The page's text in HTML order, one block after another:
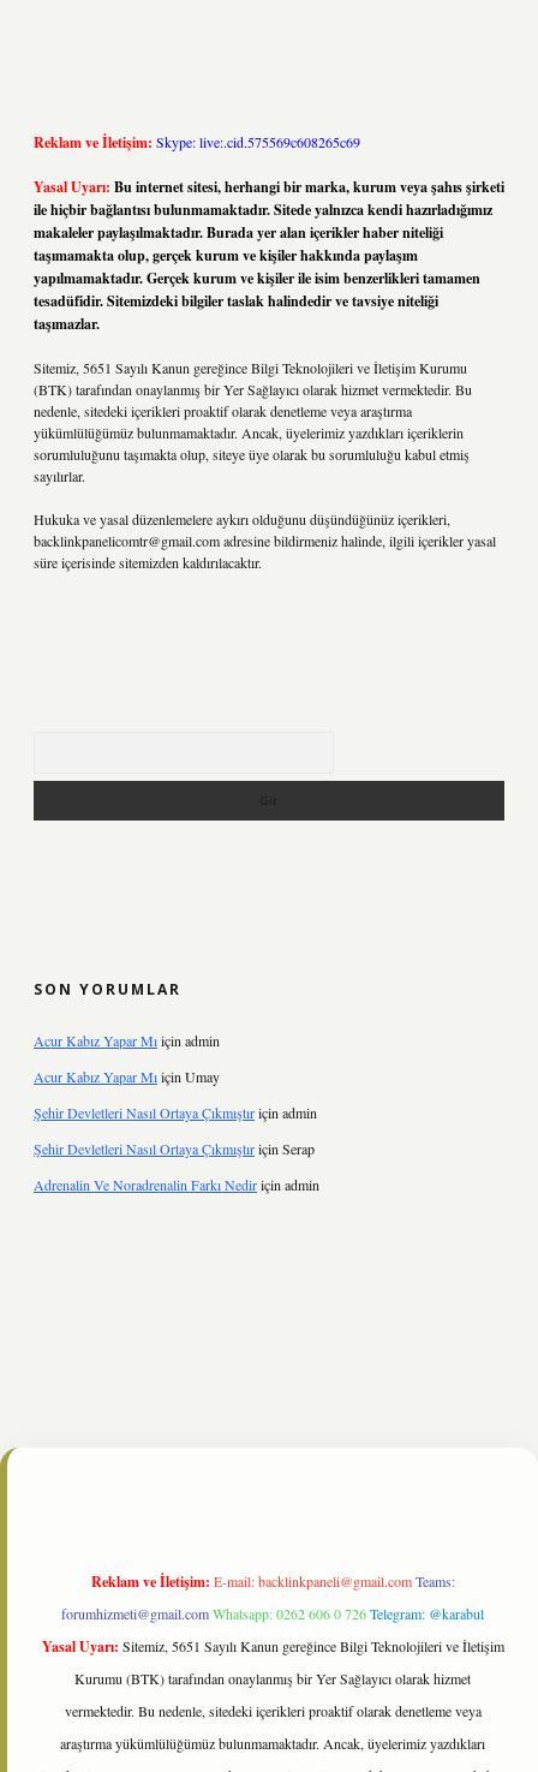
Reklam ve İletişim: Skype: live:.cid.575569c608265c69
Yasal Uyarı: Bu internet sitesi, herhangi bir marka, kurum veya şahıs şirketi
ile hiçbir bağlantısı bulunmamaktadır. Sitede yalnızca kendi hazırladığımız
makaleler paylaşılmaktadır. Burada yer alan içerikler haber niteliği
taşımamakta olup, gerçek kurum ve kişiler hakkında paylaşım
yapılmamaktadır. Gerçek kurum ve kişiler ile isim benzerlikleri tamamen
tesadüfidir. Sitemizdeki bilgiler taslak halindedir ve tavsiye niteliği
taşımazlar.
Sitemiz, 5651 Sayılı Kanun gereğince Bilgi Teknolojileri ve İletişim Kurumu
(BTK) tarafından onaylanmış bir Yer Sağlayıcı olarak hizmet vermektedir. Bu
nedenle, sitedeki içerikleri proaktif olarak denetleme veya araştırma
yükümlülüğümüz bulunmamaktadır. Ancak, üyelerimiz yazdıkları içeriklerin
sorumluluğunu taşımakta olup, siteye üye olarak bu sorumluluğu kabul etmiş
sayılırlar.
Hukuka ve yasal düzenlemelere aykırı olduğunu düşündüğünüz içerikleri,
backlinkpanelicomtr@gmail.comadresine bildirmeniz halinde, ilgili içerikler yasal
süre içerisinde sitemizden kaldırılacaktır.
SON YORUMLAR
Acur Kabız Yapar Mıiçin admin
Acur Kabız Yapar Mıiçin Umay
Şehir Devletleri Nasıl Ortaya Çıkmıştıriçin admin
Şehir Devletleri Nasıl Ortaya Çıkmıştıriçin Serap
Adrenalin Ve Noradrenalin Farkı Nediriçin admin
Reklam ve İletişim: E-mail:backlinkpaneli@gmail.com Teams:
forumhizmeti@gmail.comWhatsapp: 0262 606 0 726Telegram: @karabul
Yasal Uyarı: Sitemiz, 5651 Sayılı Kanun gereğince Bilgi Teknolojileri ve İletişim
Kurumu (BTK) tarafından onaylanmış bir Yer Sağlayıcı olarak hizmet
vermektedir. Bu nedenle, sitedeki içerikleri proaktif olarak denetleme veya
araştırma yükümlülüğümüz bulunmamaktadır. Ancak, üyelerimiz yazdıkları